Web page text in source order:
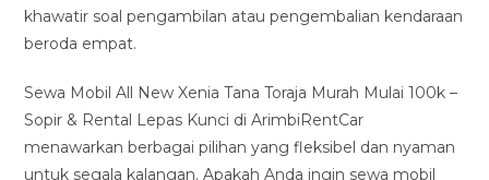
khawatir soal pengambilan atau pengembalian kendaraan
beroda empat.
Sewa Mobil All New Xenia Tana Toraja Murah Mulai 100k –
Sopir & Rental Lepas Kunci di ArimbiRentCar
menawarkan berbagai pilihan yang fleksibel dan nyaman
untuk segala kalangan. Apakah Anda ingin sewa mobil